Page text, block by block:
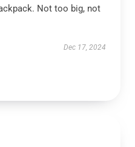
Not too big, not
Dec 17, 2024